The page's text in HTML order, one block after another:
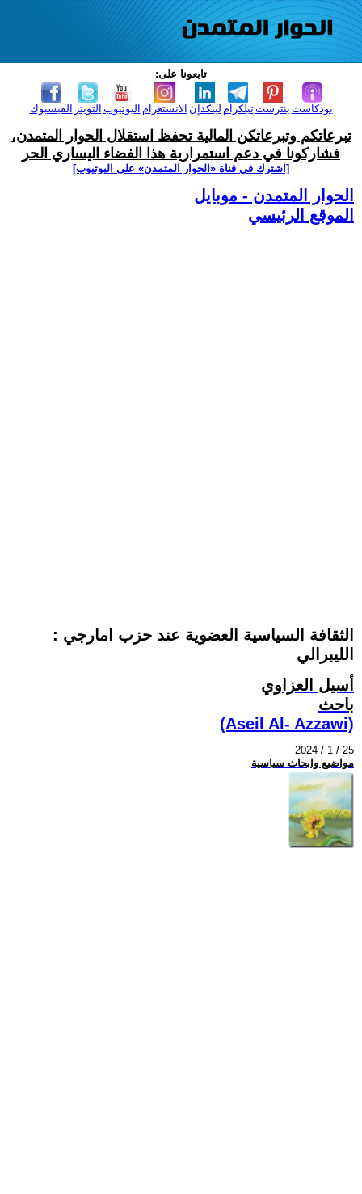
تابعونا على:
الفيسبوك التويتر اليوتيوب الانستغرام لينكدإن تيلكرامبنترست بودكاست
تبرعاتكم وتبرعاتكن المالية تحفظ استقلال الحوار المتمدن،
فشاركونا في دعم استمرارية هذا الفضاء اليساري الحر
[اشترك في قناة ‫«الحوار المتمدن» على اليوتيوب]
الحوار المتمدن - موبايل
الموقع الرئيسي
: الثقافة السياسية العضوية عند حزب امارجي
الليبرالي
أسيل العزاوي
باحث
(Aseil Al- Azzawi)
2024 / 1 / 25
مواضيع وابحاث سياسية